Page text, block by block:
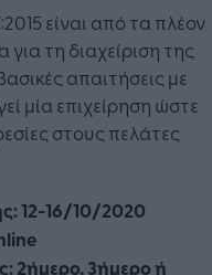
είναι από τα πλέον
τη διαχείριση της
απαιτήσεις με
μία επιχείρηση ώστε
στους πελάτες
12-16/10/2020
2ήμερο, 3ήμερο ή